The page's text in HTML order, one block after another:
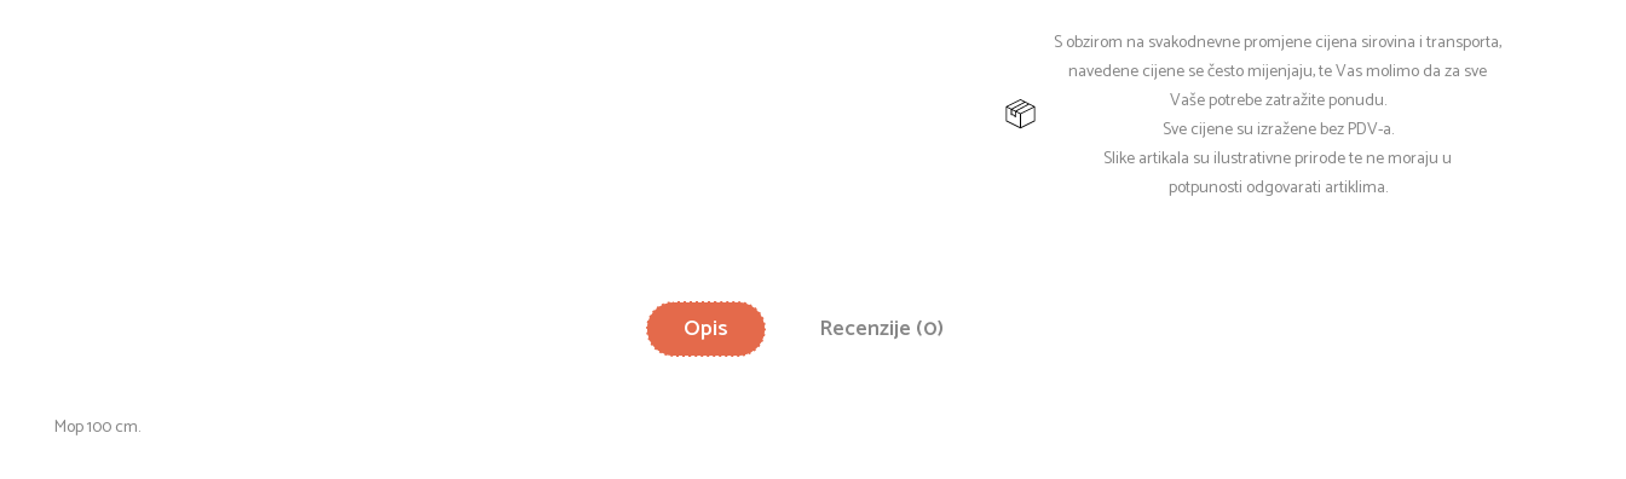
S obzirom na svakodnevne promjene cijena sirovina i transporta,
navedene cijene se često mijenjaju, te Vas molimo da za sve
Vaše potrebe zatražite ponudu.
Sve cijene su izražene bez PDV-a.
Slike artikala su ilustrativne prirode te ne moraju u
potpunosti odgovarati artiklima.
Opis Recenzije (0)
Mop 100 cm.